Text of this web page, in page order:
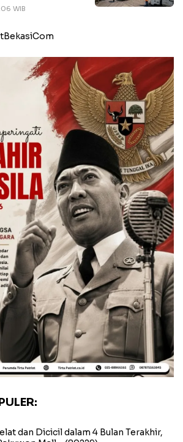
WIB
dan Dicicil dalam 4 Bulan Terakhir,